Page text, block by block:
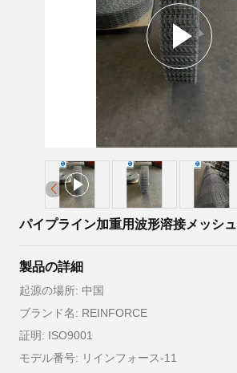
パイプライン加重用波形溶接メッシュ
製品の詳細
起源の場所: 中国
ブランド名: REINFORCE
証明: ISO9001
モデル番号: リインフォース-11